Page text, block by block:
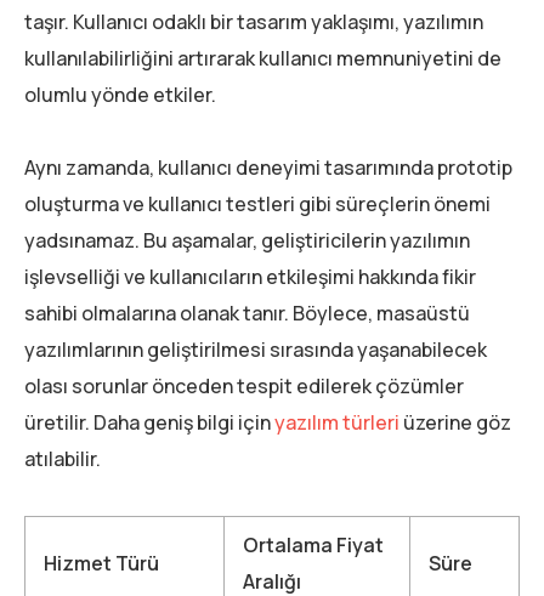
taşır. Kullanıcı odaklı bir tasarım yaklaşımı, yazılımın
kullanılabilirliğini artırarak kullanıcı memnuniyetini de
olumlu yönde etkiler.
Aynı zamanda, kullanıcı deneyimi tasarımında prototip
oluşturma ve kullanıcı testleri gibi süreçlerin önemi
yadsınamaz. Bu aşamalar, geliştiricilerin yazılımın
işlevselliği ve kullanıcıların etkileşimi hakkında fikir
sahibi olmalarına olanak tanır. Böylece, masaüstü
yazılımlarının geliştirilmesi sırasında yaşanabilecek
olası sorunlar önceden tespit edilerek çözümler
üretilir. Daha geniş bilgi içinyazılım türleri üzerine göz
atılabilir.
Hizmet Türü
Ortalama Fiyat
Aralığı
Süre